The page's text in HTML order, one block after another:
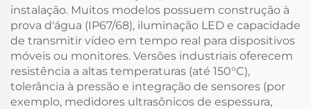
instalação. Muitos modelos possuem construção à
prova d'água (IP67/68), iluminação LED e capacidade
de transmitir vídeo em tempo real para dispositivos
móveis ou monitores. Versões industriais oferecem
resistência a altas temperaturas (até 150°C),
tolerância à pressão e integração de sensores (por
exemplo, medidores ultrasônicos de espessura,